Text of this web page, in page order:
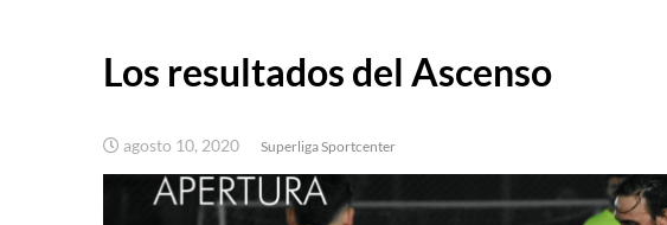
Los resultados del Ascenso
agosto 10, 2020 Superliga Sportcenter